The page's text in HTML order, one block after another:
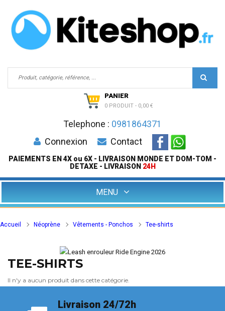
PANIER
0 PRODUIT - 0,00 €
Telephone : 0981864371
Connexion
Contact
PAIEMENTS EN 4X ou 6X - LIVRAISON MONDE ET DOM-TOM -
DETAXE - LIVRAISON 24H
MENU
Accueil Néoprène Vêtements - Ponchos Tee-shirts
TEE-SHIRTS
Il n'y a aucun produit dans cette catégorie.
Livraison 24/72h